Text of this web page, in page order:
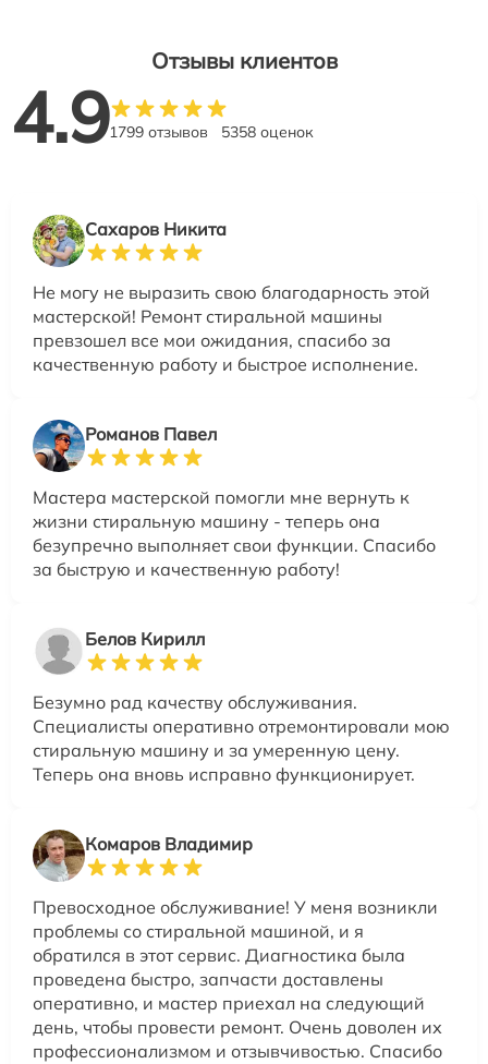
Отзывы клиентов
4.91799 отзывов 5358 оценок
Сахаров Никита
Не могу не выразить свою благодарность этой
мастерской! Ремонт стиральной машины
превзошел все мои ожидания, спасибо за
качественную работу и быстрое исполнение.
Романов Павел
Мастера мастерской помогли мне вернуть к
жизни стиральную машину - теперь она
безупречно выполняет свои функции. Спасибо
за быструю и качественную работу!
Белов Кирилл
Безумно рад качеству обслуживания.
Специалисты оперативно отремонтировали мою
стиральную машину и за умеренную цену.
Теперь она вновь исправно функционирует.
Комаров Владимир
Превосходное обслуживание! У меня возникли
проблемы со стиральной машиной, и я
обратился в этот сервис. Диагностика была
проведена быстро, запчасти доставлены
оперативно, и мастер приехал на следующий
день, чтобы провести ремонт. Очень доволен их
профессионализмом и отзывчивостью. Спасибо